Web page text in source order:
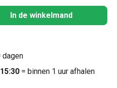
Voer de gewenste
In de winkelmand
dagen
= binnen 1 uur afhalen